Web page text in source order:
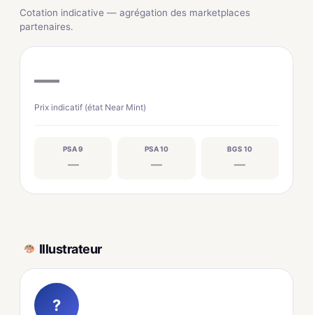
Cotation indicative — agrégation des marketplaces
partenaires.
—
Prix indicatif (état Near Mint)
PSA 9
—
PSA 10
—
BGS 10
—
Illustrateur
?